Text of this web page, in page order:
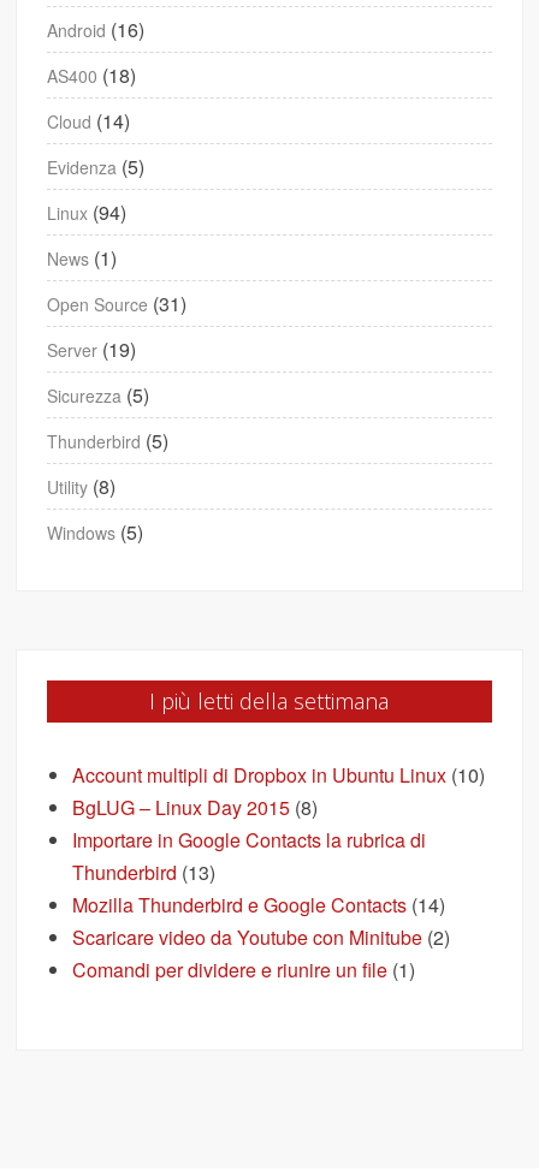
Android (16)
AS400 (18)
Cloud (14)
Evidenza (5)
Linux (94)
News (1)
Open Source (31)
Server (19)
Sicurezza (5)
Thunderbird (5)
Utility (8)
Windows (5)
I più letti della settimana
Account multipli di Dropbox in Ubuntu Linux (10)
BgLUG – Linux Day 2015 (8)
Importare in Google Contacts la rubrica di
Thunderbird (13)
Mozilla Thunderbird e Google Contacts (14)
Scaricare video da Youtube con Minitube (2)
Comandi per dividere e riunire un file (1)